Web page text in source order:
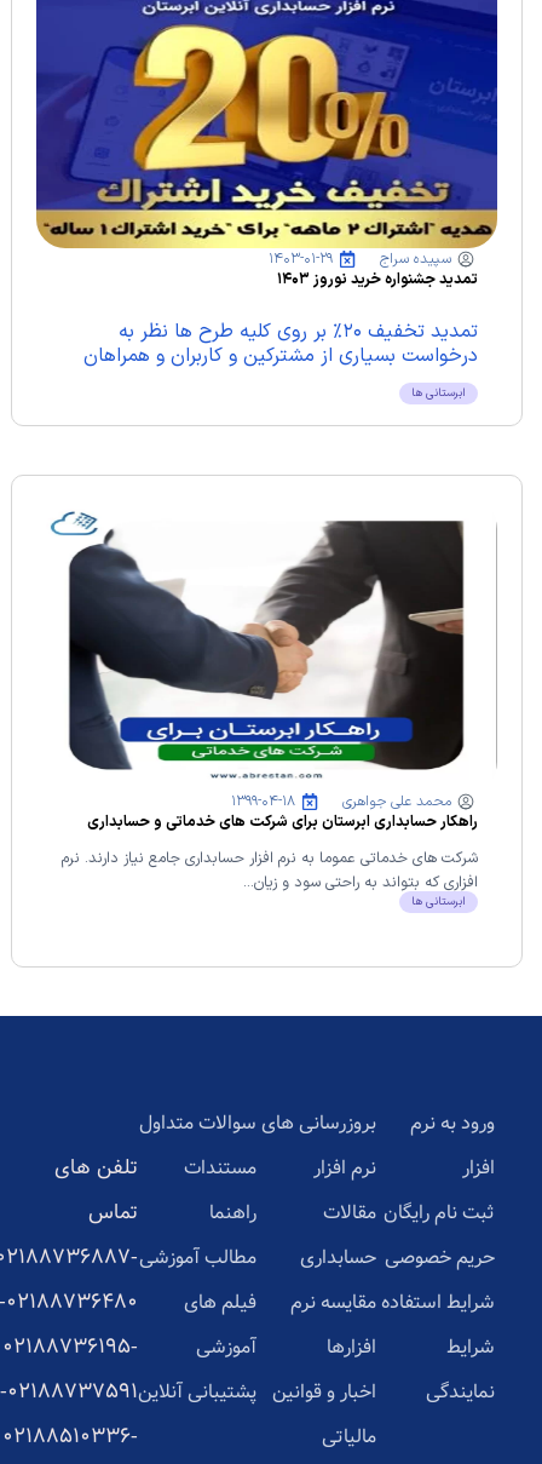
سپیده سراج
۱۴۰۳-۰۱-۲۹
تمدید جشنواره خرید نوروز ۱۴۰۳
تمدید تخفیف ۲۰% بر روی کلیه طرح ها نظر به
درخواست بسیاری از مشترکین و کاربران و همراهان
ابرستان، مهلت...
ابرستانی ها
محمد علی جواهری
۱۳۹۹-۰۴-۱۸
راهکار حسابداری ابرستان برای شرکت های خدماتی و حسابداری
شرکت های خدماتی عموما به نرم افزار حسابداری جامع نیاز دارند. نرم
افزاری که بتواند به راحتی سود و زیان...
ابرستانی ها
ورود به نرم
افزار
ثبت نام رایگان
حریم خصوصی
شرایط استفاده
شرایط
نمایندگی
بروزرسانی های
نرم افزار
مقالات
حسابداری
مقایسه نرم
افزارها
اخبار و قوانین
مالیاتی
سوالات متداول
مستندات
راهنما
مطالب آموزشی
فیلم های
آموزشی
پشتیبانی آنلاین
تلفن های
تماس
02188736887-
02188736480-
02188736195-
02188737591-
02188510336-